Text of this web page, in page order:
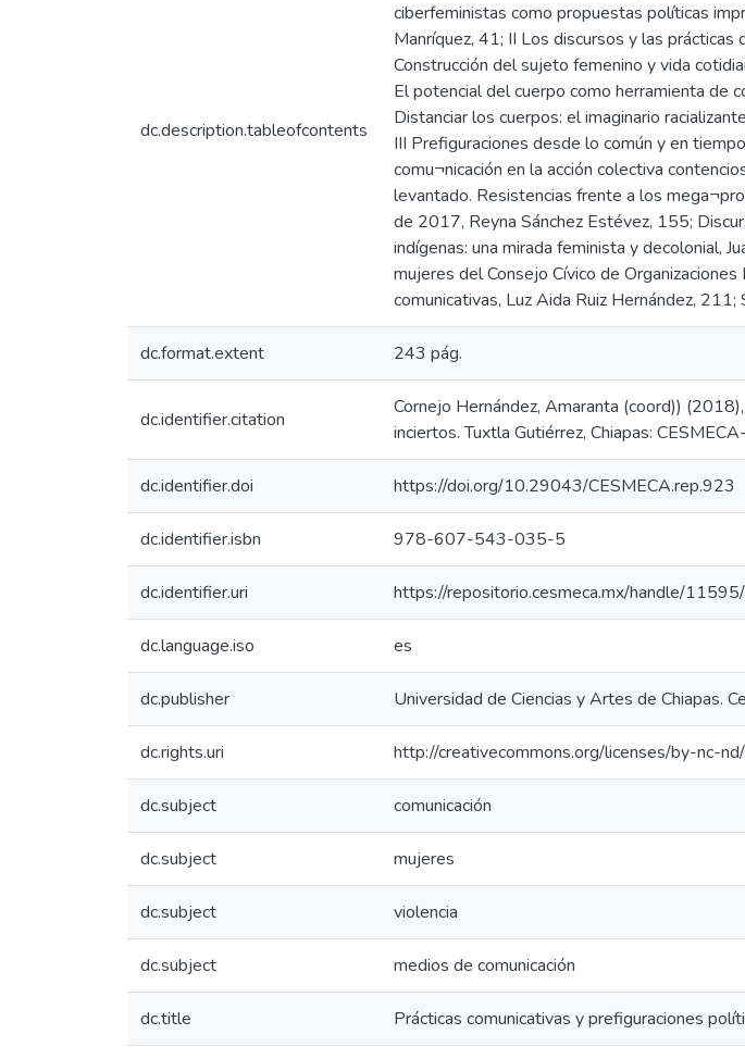
dc.description.tableofcontents
ciberfeministas como propuestas políticas
Manríquez, 41; II Los discursos y las
Construcción del sujeto femenino y vida
El potencial del cuerpo como herramienta de
Distanciar los cuerpos: el imaginario
III Prefiguraciones desde lo común y en
comu¬nicación en la acción colectiva
levantado. Resistencias frente a los
de 2017, Reyna Sánchez Estévez, 155;
indígenas: una mirada feminista y decolonial,
mujeres del Consejo Cívico de
comunicativas, Luz Aida Ruiz Hernández,
dc.format.extent 243 pág.
dc.identifier.citation
Cornejo Hernández, Amaranta (coord))
inciertos. Tuxtla Gutiérrez, Chiapas:
dc.identifier.doi https://doi.org/10.29043/CESMECA.rep.923
dc.identifier.isbn 978-607-543-035-5
dc.identifier.uri https://repositorio.cesmeca.mx/handle/
dc.language.iso es
dc.publisher Universidad de Ciencias y Artes de Chiapas.
dc.rights.uri http://creativecommons.org/licenses/by-nc-
dc.subject comunicación
dc.subject mujeres
dc.subject violencia
dc.subject medios de comunicación
dc.title Prácticas comunicativas y prefiguraciones